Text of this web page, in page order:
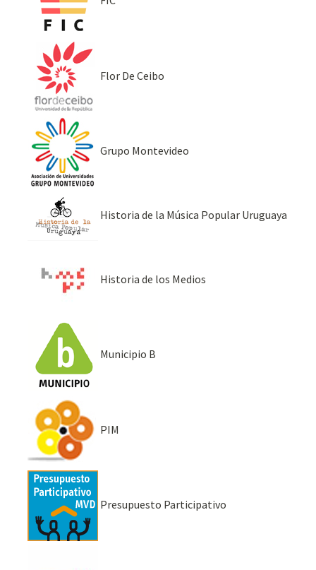
Flor De Ceibo
Grupo Montevideo
Historia de la Música Popular Uruguaya
Historia de los Medios
Municipio B
PIM
Presupuesto Participativo